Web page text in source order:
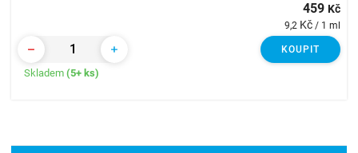
459 Kč
9,2 Kč / 1 ml
KOUPIT
Skladem (5+ ks)